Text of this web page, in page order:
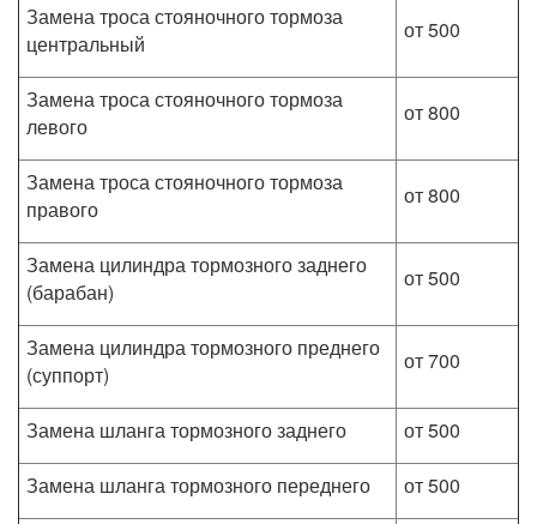
Замена троса стояночного тормоза
центральный
от 500
Замена троса стояночного тормоза
левого
от 800
Замена троса стояночного тормоза
правого
от 800
Замена цилиндра тормозного заднего
(барабан)
от 500
Замена цилиндра тормозного преднего
(суппорт)
от 700
Замена шланга тормозного заднего
от 500
Замена шланга тормозного переднего
от 500